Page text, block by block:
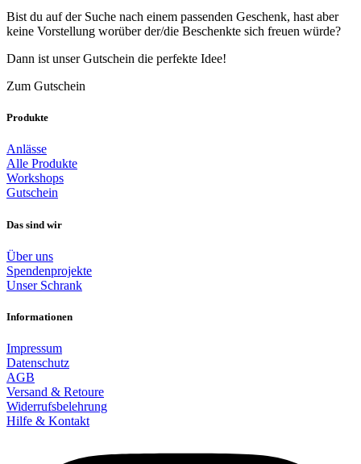
Bist du auf der Suche nach einem passenden Geschenk, hast aber
keine Vorstellung worüber der/die Beschenkte sich freuen würde?
Dann ist unser Gutschein die perfekte Idee!
Zum Gutschein
Produkte
Anlässe
Alle Produkte
Workshops
Gutschein
Das sind wir
Über uns
Spendenprojekte
Unser Schrank
Informationen
Impressum
Datenschutz
AGB
Versand & Retoure
Widerrufsbelehrung
Hilfe & Kontakt